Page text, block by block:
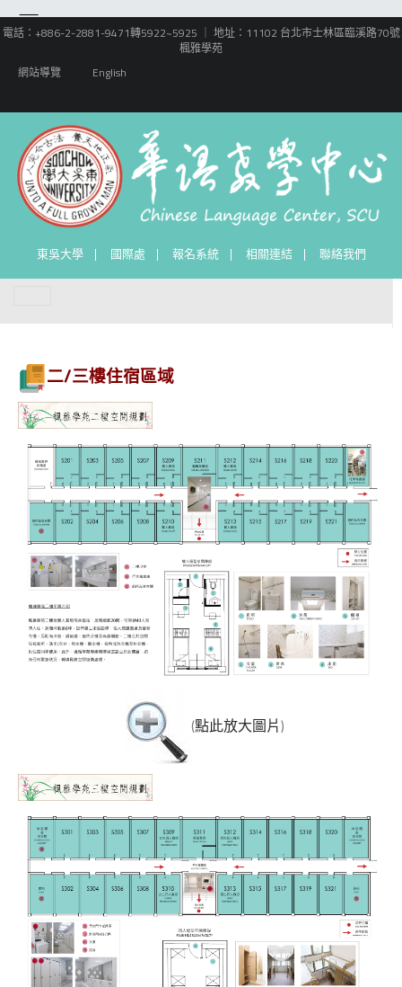
電話：+886-2-2881-9471轉5922~5925 ｜ 地址：11102 台北市士林區臨溪路70號
楓雅學苑
網站導覽
English
東吳大學 國際處 報名系統 相關連結 聯絡我們
二/三樓住宿區域
(點此放大圖片)